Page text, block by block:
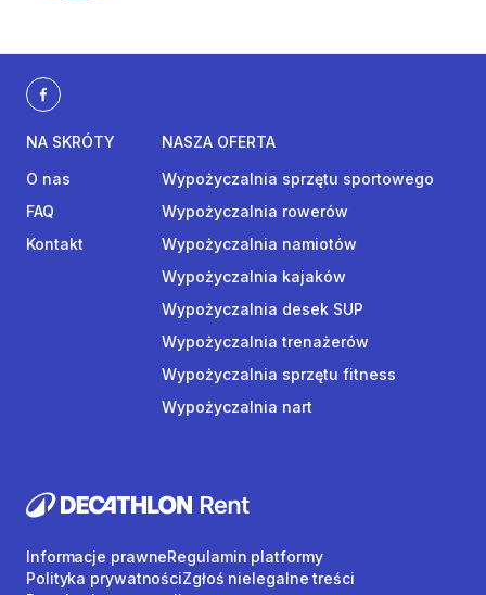
NA SKRÓTY
O nas
FAQ
Kontakt
NASZA OFERTA
Wypożyczalnia sprzętu sportowego
Wypożyczalnia rowerów
Wypożyczalnia namiotów
Wypożyczalnia kajaków
Wypożyczalnia desek SUP
Wypożyczalnia trenażerów
Wypożyczalnia sprzętu fitness
Wypożyczalnia nart
Informacje prawneRegulamin platformy
Polityka prywatnościZgłoś nielegalne treści